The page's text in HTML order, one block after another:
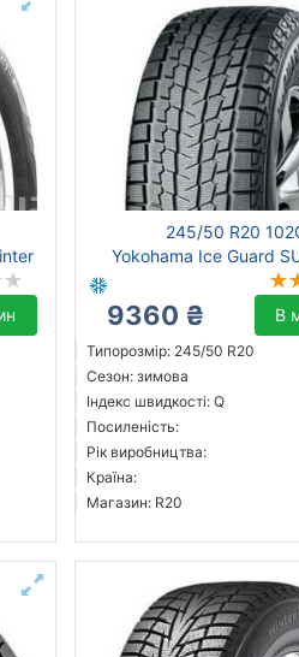
245/50 R20
Yokohama Ice Guard
9360 ₴ В
Типорозмір: 245/50 R20
Сезон: зимова
Індекс швидкості: Q
Посиленість:
Рік виробництва:
Країна:
Магазин: R20